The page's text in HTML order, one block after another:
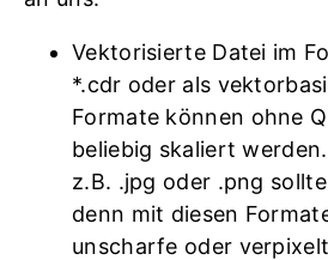
Vektorisierte Datei im
*.cdr oder als
Formate können ohne
beliebig skaliert
z.B. .jpg oder .png
denn mit diesen
unscharfe oder